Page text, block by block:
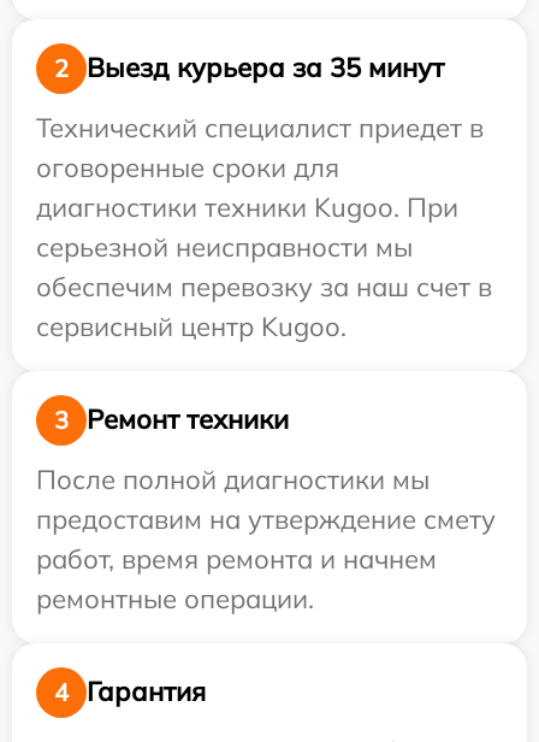
2
Выезд курьера за 35 минут
Технический специалист приедет в
оговоренные сроки для
диагностики техники Kugoo. При
серьезной неисправности мы
обеспечим перевозку за наш счет в
сервисный центр Kugoo.
3
Ремонт техники
После полной диагностики мы
предоставим на утверждение смету
работ, время ремонта и начнем
ремонтные операции.
4
Гарантия